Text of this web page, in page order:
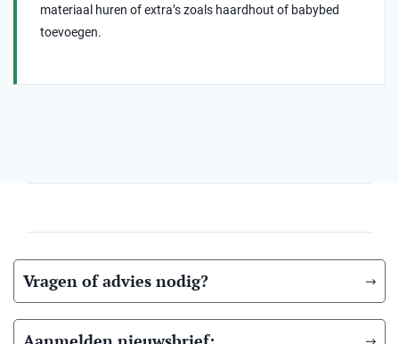
materiaal huren of extra’s zoals haardhout of babybed
toevoegen.
Vragen of advies nodig?